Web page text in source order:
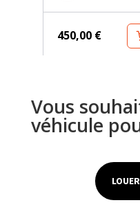
450,00 €
Vous
véhicule